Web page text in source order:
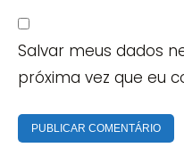
Salvar meus dados
próxima vez que eu